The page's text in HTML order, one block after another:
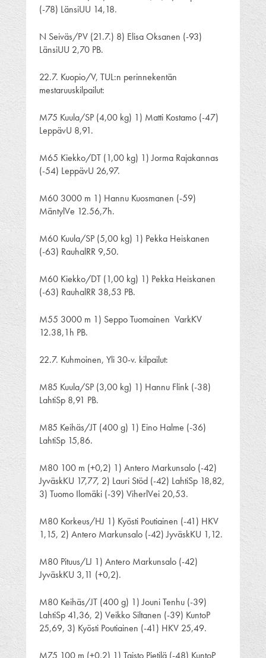
(-78) LänsiUU 14,18.
N Seiväs/PV (21.7.) 8) Elisa Oksanen (-93)
LänsiUU 2,70 PB.
22.7. Kuopio/V, TUL:n perinnekentän
mestaruuskilpailut:
M75 Kuula/SP (4,00 kg) 1) Matti Kostamo (-47)
LeppävU 8,91.
M65 Kiekko/DT (1,00 kg) 1) Jorma Rajakannas
(-54) LeppävU 26,97.
M60 3000 m 1) Hannu Kuosmanen (-59)
MäntylVe 12.56,7h.
M60 Kuula/SP (5,00 kg) 1) Pekka Heiskanen
(-63) RauhalRR 9,50.
M60 Kiekko/DT (1,00 kg) 1) Pekka Heiskanen
(-63) RauhalRR 38,53 PB.
M55 3000 m 1) Seppo Tuomainen VarkKV
12.38,1h PB.
22.7. Kuhmoinen, Yli 30-v. kilpailut:
M85 Kuula/SP (3,00 kg) 1) Hannu Flink (-38)
LahtiSp 8,91 PB.
M85 Keihäs/JT (400 g) 1) Eino Halme (-36)
LahtiSp 15,86.
M80 100 m (+0,2) 1) Antero Markunsalo (-42)
JyväskKU 17,77, 2) Lauri Stöd (-42) LahtiSp 18,82,
3) Tuomo Ilomäki (-39) ViherlVei 20,53.
M80 Korkeus/HJ 1) Kyösti Poutiainen (-41) HKV
1,15, 2) Antero Markunsalo (-42) JyväskKU 1,12.
M80 Pituus/LJ 1) Antero Markunsalo (-42)
JyväskKU 3,11 (+0,2).
M80 Keihäs/JT (400 g) 1) Jouni Tenhu (-39)
LahtiSp 41,36, 2) Veikko Siltanen (-39) KuntoP
25,69, 3) Kyösti Poutiainen (-41) HKV 25,49.
M75 100 m (+0,2) 1) Taisto Pietilä (-48) KuntoP